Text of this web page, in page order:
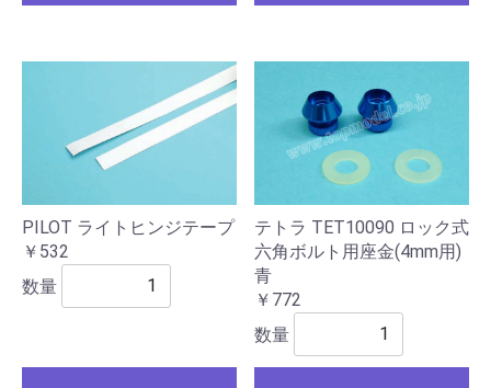
PILOT ライトヒンジテープ
￥532
数量
テトラ TET10090 ロック式
六角ボルト用座金(4mm用)
青
￥772
数量